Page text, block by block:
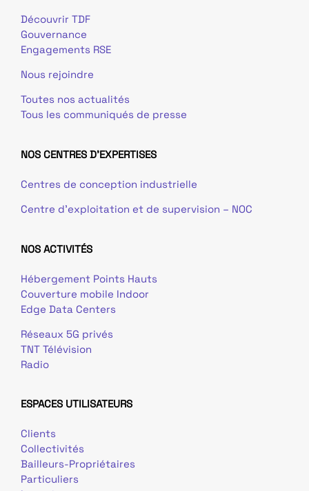
Découvrir TDF
Gouvernance
Engagements RSE
Nous rejoindre
Toutes nos actualités
Tous les communiqués de presse
NOS CENTRES D'EXPERTISES
Centres de conception industrielle
Centre d’exploitation et de supervision – NOC
NOS ACTIVITÉS
Hébergement Points Hauts
Couverture mobile Indoor
Edge Data Centers
Réseaux 5G privés
TNT Télévision
Radio
ESPACES UTILISATEURS
Clients
Collectivités
Bailleurs-Propriétaires
Particuliers